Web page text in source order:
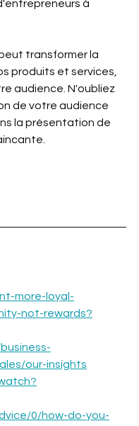
à
transformer la
produits et services,
audience. N'oubliez
de votre audience
la présentation de
more-loyal-
not-rewards?
our-insights
0/how-do-you-